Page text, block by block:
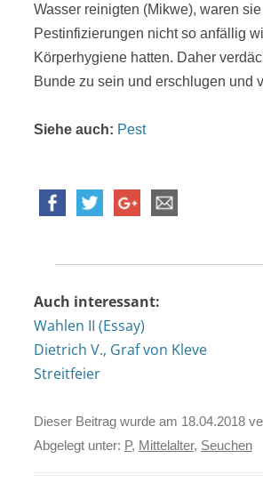
Wasser reinigten (Mikwe), waren
Pestinfizierungen nicht so anfällig
Körperhygiene hatten. Daher
Bunde zu sein und erschlugen und
Siehe auch: Pest
Auch interessant:
Wahlen II (Essay)
Dietrich V., Graf von Kleve
Streitfeier
Dieser Beitrag wurde am 18.04.2018
Abgelegt unter: P, Mittelalter, Seuchen